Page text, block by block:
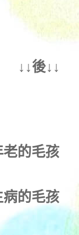
↓↓後↓↓
的毛孩
的毛孩